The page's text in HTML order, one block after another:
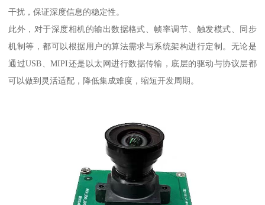
干扰，保证深度信息的稳定性。
此外，对于深度相机的输出数据格式、帧率调节、触发模式、同步
机制等，都可以根据用户的算法需求与系统架构进行定制。无论是
通过USB、MIPI还是以太网进行数据传输，底层的驱动与协议层都
可以做到灵活适配，降低集成难度，缩短开发周期。